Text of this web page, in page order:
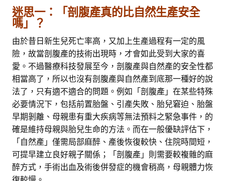
迷思一：「剖腹產真的比自然生產安全
嗎」？
由於昔日新生兒死亡率高，又加上生產過程有一定的風
險，故當剖腹產的技術出現時，才會如此受到大家的喜
愛。不過醫療科技發展至今，剖腹產與自然產的安全性都
相當高了，所以也沒有剖腹產與自然產到底那一種好的說
法了，只有適不適合的問題。例如「剖腹產」在某些特殊
必要情況下，包括前置胎盤、引產失敗、胎兒窘迫、胎盤
早期剝離、母親患有重大疾病等無法預料之緊急事件，的
確是維持母親與胎兒生命的方法。而在一般優缺評估下，
「自然產」僅需局部麻醉、產後恢復較快、住院時間短，
可提早建立良好親子關係；「剖腹產」則需要較複雜的麻
醉方式，手術出血及術後併發症的機會稍高，母親體力恢